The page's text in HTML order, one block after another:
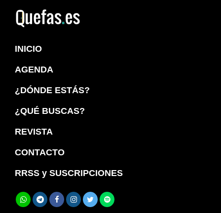
navegación
principal
principal
INICIO
AGENDA
¿DÓNDE ESTÁS?
¿QUÉ BUSCAS?
REVISTA
CONTACTO
RRSS y SUSCRIPCIONES